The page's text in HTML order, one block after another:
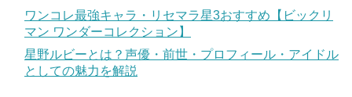
ワンコレ最強キャラ・リセマラ星3おすすめ【ビックリ
マン ワンダーコレクション】
星野ルビーとは？声優・前世・プロフィール・アイドル
としての魅力を解説